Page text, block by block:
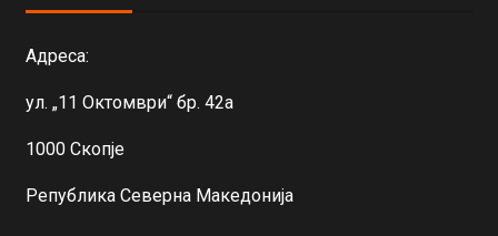
Адреса:
ул. „11 Октомври“ бр. 42а
1000 Скопје
Република Северна Македонија